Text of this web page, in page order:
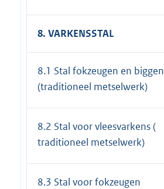
8. VARKENSSTAL
8.1 Stal fokzeugen en biggen
(traditioneel metselwerk)
8.2 Stal voor vleesvarkens (
traditioneel metselwerk)
8.3 Stal voor fokzeugen